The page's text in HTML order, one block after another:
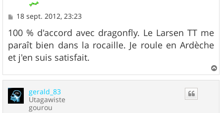
M
s
s
a
g
e
18 sept. 2012, 23:23
100 % d'accord avec dragonfly. Le Larsen TT me
paraît bien dans la rocaille. Je roule en Ardèche
et j'en suis satisfait.
a
gerald_83
Utagawiste
gourou